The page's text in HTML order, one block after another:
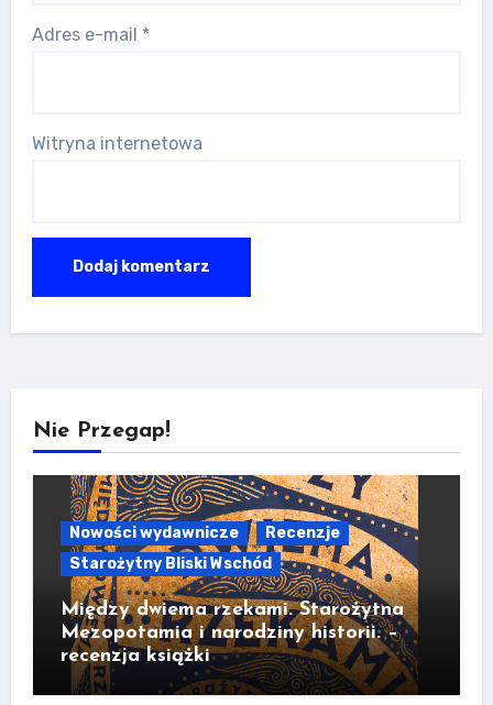
Adres e-mail *
Witryna internetowa
Nie Przegap!
Nowości wydawnicze
Recenzje
Starożytny Bliski Wschód
Między dwiema rzekami. Starożytna
Mezopotamia i narodziny historii. –
recenzja książki